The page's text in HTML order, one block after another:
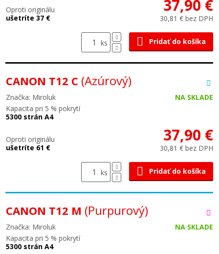
Oproti originálu
ušetríte 37 €
37,90 €
30,81 € bez DPH
ks Pridať do košíka
CANON T12 C (Azúrový)
Značka: Miroluk
NA SKLADE
Kapacita pri 5 % pokrytí
5300 strán A4
Oproti originálu
ušetríte 61 €
37,90 €
30,81 € bez DPH
ks Pridať do košíka
CANON T12 M (Purpurový)
Značka: Miroluk
NA SKLADE
Kapacita pri 5 % pokrytí
5300 strán A4